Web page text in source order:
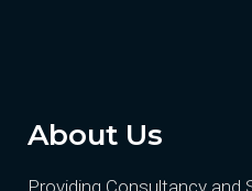
About Us
Providing Consultancy and